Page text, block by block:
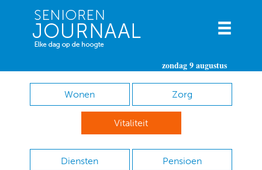
zondag 9 augustus
Wonen Zorg
Vitaliteit
Diensten Pensioen